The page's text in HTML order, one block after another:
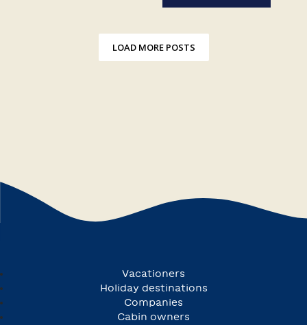
LOAD MORE POSTS
Vacationers
Holiday destinations
Companies
Cabin owners